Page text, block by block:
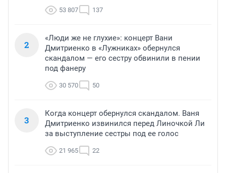
53 807 137
2
«Люди же не глухие»: концерт Вани
Дмитриенко в «Лужниках» обернулся
скандалом — его сестру обвинили в пении
под фанеру
30 570 50
3
Когда концерт обернулся скандалом. Ваня
Дмитриенко извинился перед Линочкой Ли
за выступление сестры под ее голос
21 965 22